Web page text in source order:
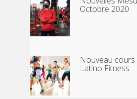
Octobre 2020
Nouveau
Latino Fitness